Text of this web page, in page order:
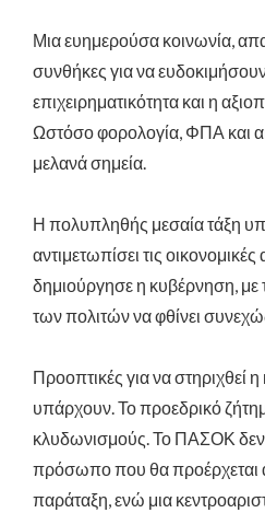
Μια ευημερούσα κοινωνία,
συνθήκες για να
επιχειρηματικότητα και η
Ωστόσο φορολογία, ΦΠΑ και
μελανά σημεία.
Η πολυπληθής μεσαία τάξη
αντιμετωπίσει τις
δημιούργησε η κυβέρνηση, με
των πολιτών να φθίνει
Προοπτικές για να στηριχθεί
υπάρχουν. Το προεδρικό
κλυδωνισμούς. Το ΠΑΣΟΚ δεν
πρόσωπο που θα προέρχεται
παράταξη, ενώ μια